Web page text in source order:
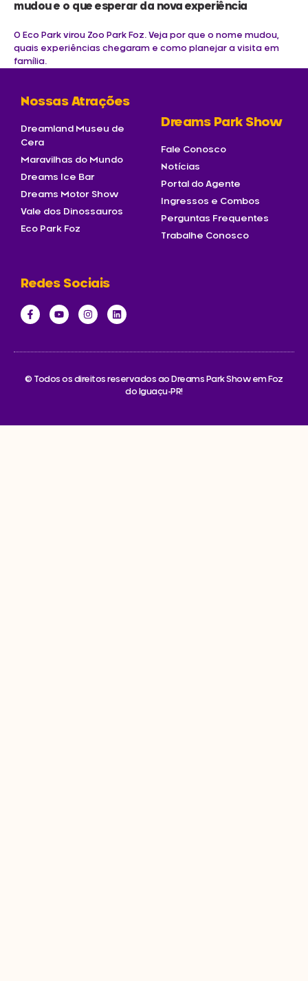
mudou e o que esperar da nova experiência
O Eco Park virou Zoo Park Foz. Veja por que o nome mudou,
quais experiências chegaram e como planejar a visita em
família.
Nossas Atrações
Dreamland Museu de
Cera
Maravilhas do Mundo
Dreams Ice Bar
Dreams Motor Show
Vale dos Dinossauros
Eco Park Foz
Dreams Park Show
Fale Conosco
Notícias
Portal do Agente
Ingressos e Combos
Perguntas Frequentes
Trabalhe Conosco
Redes Sociais
© Todos os direitos reservados ao Dreams Park Show em Foz
do Iguaçu-PR!